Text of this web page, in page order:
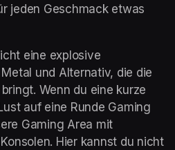
jeden Geschmack etwas
eine explosive
und Alternativ, die die
Wenn du eine kurze
auf eine Runde Gaming
Gaming Area mit
Hier kannst du nicht